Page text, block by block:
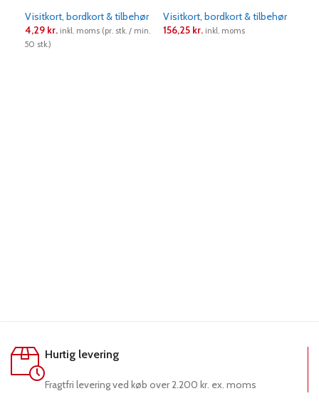
Visitkort, bordkort & tilbehør
4,29 kr. inkl. moms (pr. stk. / min.
50 stk.)
Visitkort, bordkort & tilbehør
156,25 kr. inkl. moms
Hurtig levering
Fragtfri levering ved køb over 2.200 kr. ex. moms